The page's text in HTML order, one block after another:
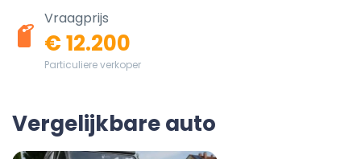
Vraagprijs
€ 12.200
Particuliere verkoper
Vergelijkbare auto